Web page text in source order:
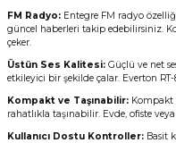
FM Radyo: Entegre FM radyo
güncel haberleri takip edebilirsiniz.
çeker.
Üstün Ses Kalitesi: Güçlü ve net
etkileyici bir şekilde çalar. Everton RT-
Kompakt ve Taşınabilir: Kompakt
rahatlıkla taşınabilir. Evde, ofiste
Kullanıcı Dostu Kontroller: Basit